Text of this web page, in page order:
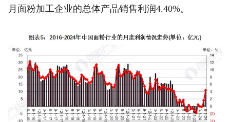
月面粉加工企业的总体产品销售利润4.40%。